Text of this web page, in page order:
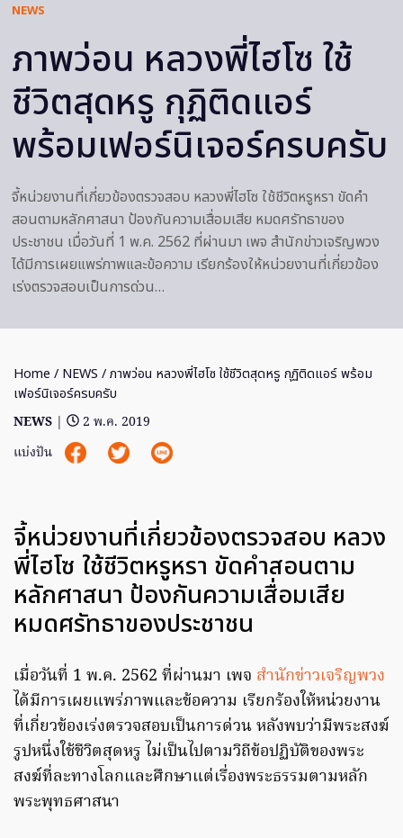
NEWS
ภาพว่อน หลวงพี่ไฮโซ ใช้
ชีวิตสุดหรู กุฏิติดแอร์
พร้อมเฟอร์นิเจอร์ครบครับ
จี้หน่วยงานที่เกี่ยวข้องตรวจสอบ หลวงพี่ไฮโซ ใช้ชีวิตหรูหรา ขัดคำ
สอนตามหลักศาสนา ป้องกันความเสื่อมเสีย หมดศรัทธาของ
ประชาชน เมื่อวันที่ 1 พ.ค. 2562 ที่ผ่านมา เพจ สำนักข่าวเจริญพวง
ได้มีการเผยแพร่ภาพและข้อความ เรียกร้องให้หน่วยงานที่เกี่ยวข้อง
เร่งตรวจสอบเป็นการด่วน…
Home / NEWS / ภาพว่อน หลวงพี่ไฮโซ ใช้ชีวิตสุดหรู กุฏิติดแอร์ พร้อม
เฟอร์นิเจอร์ครบครับ
NEWS |
2 พ.ค. 2019
แบ่งปัน
จี้หน่วยงานที่เกี่ยวข้องตรวจสอบ หลวง
พี่ไฮโซ ใช้ชีวิตหรูหรา ขัดคำสอนตาม
หลักศาสนา ป้องกันความเสื่อมเสีย
หมดศรัทธาของประชาชน
เมื่อวันที่ 1 พ.ค. 2562 ที่ผ่านมา เพจ สำนักข่าวเจริญพวง
ได้มีการเผยแพร่ภาพและข้อความ เรียกร้องให้หน่วยงาน
ที่เกี่ยวข้องเร่งตรวจสอบเป็นการด่วน หลังพบว่ามีพระสงฆ์
รูปหนึ่งใช้ชีวิตสุดหรู ไม่เป็นไปตามวิถีข้อปฏิบัติของพระ
สงฆ์ที่ละทางโลกและศึกษาแต่เรื่องพระธรรมตามหลัก
พระพุทธศาสนา